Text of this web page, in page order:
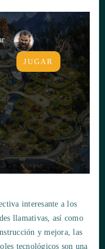
JUGAR
interesante a los
llamativas, así como
y mejora, las
tecnológicos son una